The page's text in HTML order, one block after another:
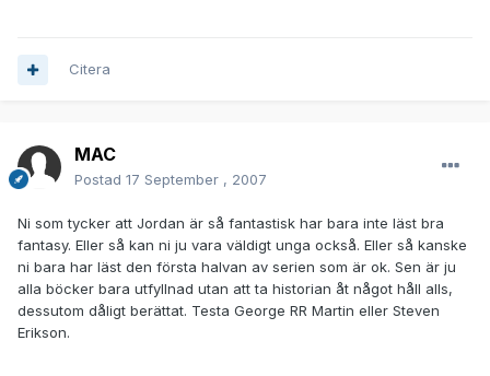
Citera
MAC
Postad 17 September , 2007
Ni som tycker att Jordan är så fantastisk har bara inte läst bra
fantasy. Eller så kan ni ju vara väldigt unga också. Eller så kanske
ni bara har läst den första halvan av serien som är ok. Sen är ju
alla böcker bara utfyllnad utan att ta historian åt något håll alls,
dessutom dåligt berättat. Testa George RR Martin eller Steven
Erikson.